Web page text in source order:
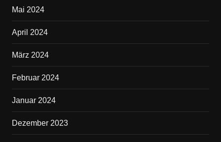
Mai 2024
April 2024
März 2024
Februar 2024
Januar 2024
Dezember 2023